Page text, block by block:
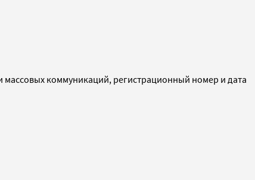
коммуникаций, регистрационный номер и дата